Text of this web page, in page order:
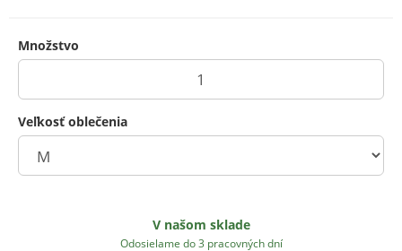
Množstvo
Veľkosť oblečenia
V našom sklade
Odosielame do 3 pracovných dní